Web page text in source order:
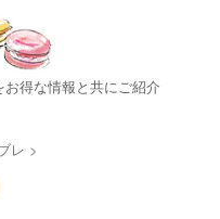
得な情報と共にご紹介
レ >